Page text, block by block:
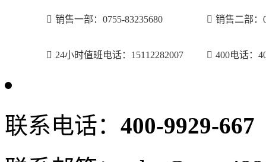
销售一部：0755-83235680 销售二部：
24小时值班电话：15112282007 400电话：
联系电话： 400-9929-667